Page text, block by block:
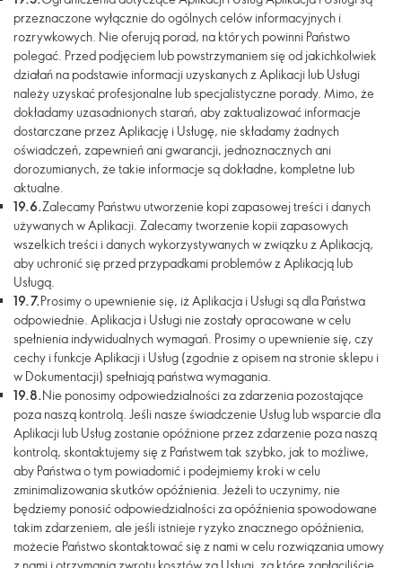
przeznaczone wyłącznie do ogólnych celów informacyjnych i
rozrywkowych. Nie oferują porad, na których powinni Państwo
polegać. Przed podjęciem lub powstrzymaniem się od jakichkolwiek
działań na podstawie informacji uzyskanych z Aplikacji lub Usługi
należy uzyskać profesjonalne lub specjalistyczne porady. Mimo, że
dokładamy uzasadnionych starań, aby zaktualizować informacje
dostarczane przez Aplikację i Usługę, nie składamy żadnych
oświadczeń, zapewnień ani gwarancji, jednoznacznych ani
dorozumianych, że takie informacje są dokładne, kompletne lub
aktualne.
19.6.Zalecamy Państwu utworzenie kopi zapasowej treści i danych
używanych w Aplikacji. Zalecamy tworzenie kopii zapasowych
wszelkich treści i danych wykorzystywanych w związku z Aplikacją,
aby uchronić się przed przypadkami problemów z Aplikacją lub
Usługą.
19.7.Prosimy o upewnienie się, iż Aplikacja i Usługi są dla Państwa
odpowiednie. Aplikacja i Usługi nie zostały opracowane w celu
spełnienia indywidualnych wymagań. Prosimy o upewnienie się, czy
cechy i funkcje Aplikacji i Usług (zgodnie z opisem na stronie sklepu i
w Dokumentacji) spełniają państwa wymagania.
19.8.Nie ponosimy odpowiedzialności za zdarzenia pozostające
poza naszą kontrolą. Jeśli nasze świadczenie Usług lub wsparcie dla
Aplikacji lub Usług zostanie opóźnione przez zdarzenie poza naszą
kontrolą, skontaktujemy się z Państwem tak szybko, jak to możliwe,
aby Państwa o tym powiadomić i podejmiemy kroki w celu
zminimalizowania skutków opóźnienia. Jeżeli to uczynimy, nie
będziemy ponosić odpowiedzialności za opóźnienia spowodowane
takim zdarzeniem, ale jeśli istnieje ryzyko znacznego opóźnienia,
możecie Państwo skontaktować się z nami w celu rozwiązania umowy